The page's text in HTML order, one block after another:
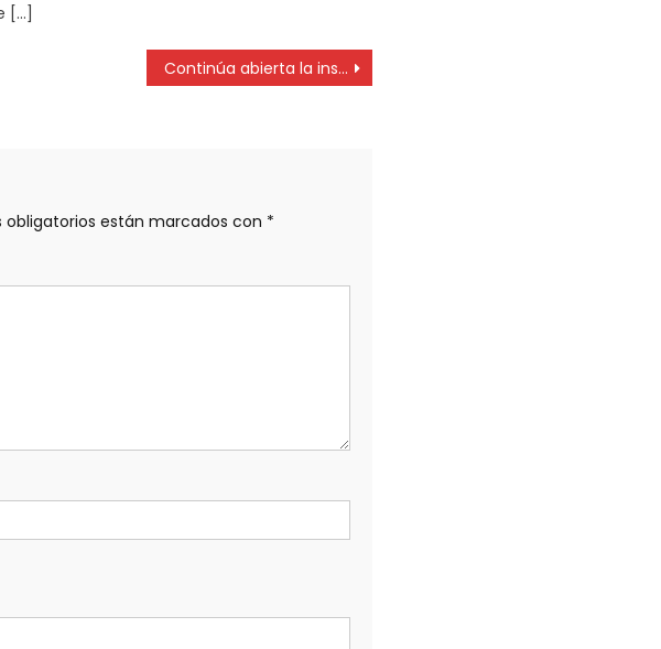
[…]
Continúa abierta la inscripción a las becas de la UNLP
obligatorios están marcados con *